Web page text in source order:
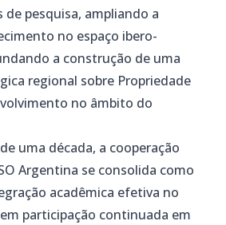
pesquisa, ampliando a
no espaço ibero-
a construção de uma
regional sobre Propriedade
no âmbito do
uma década, a cooperação
Argentina se consolida como
acadêmica efetiva no
participação continuada em